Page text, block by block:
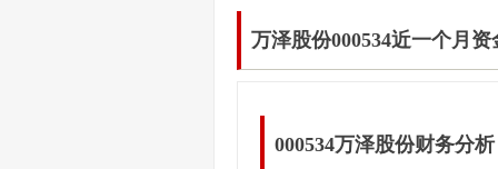
万泽股份000534近一个月资
000534万泽股份财务分析